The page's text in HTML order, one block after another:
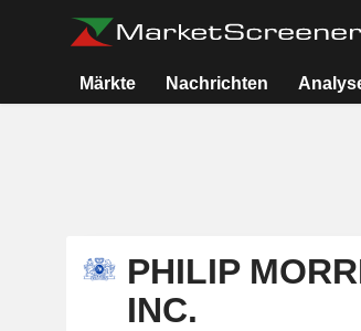
Märkte Nachrichten
PHILIP
INC.